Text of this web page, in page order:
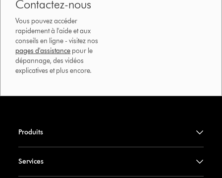
Contactez-nous
Vous pouvez accéder
rapidement à l'aide et aux
conseils en ligne - visitez nos
pages d'assistance pour le
dépannage, des vidéos
explicatives et plus encore.
Produits
Services